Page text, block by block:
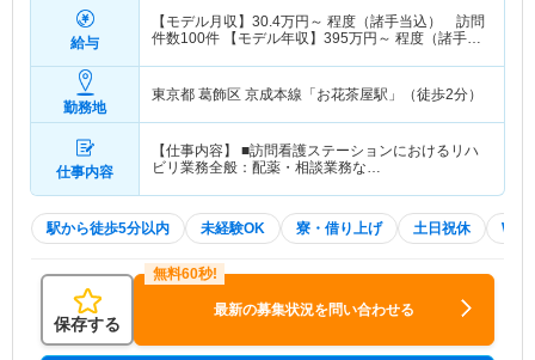
給与
【モデル月収】 30.4万円～ 程度（諸手当込） 訪問
件数100件 【モデル年収】 395万円～ 程度（諸手当
勤務地
東京都 葛飾区 京成本線「お花茶屋駅」（徒歩2分）
仕事内容
【仕事内容】 ■訪問看護ステーションにおけるリハ
ビリ業務全般：配薬・相談業務な…
駅から徒歩5分以内 未経験OK 寮・借り上げ 土日祝休
保存する
最新の募集状況を問い合わせる